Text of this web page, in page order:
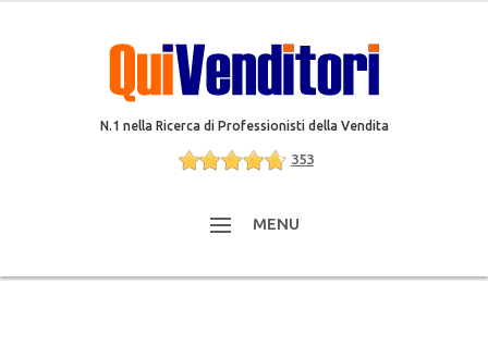
N.1 nella Ricerca di Professionisti della Vendita
353
MENU